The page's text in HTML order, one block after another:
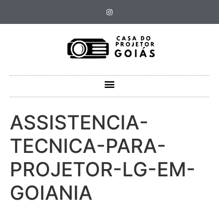
ASSISTENCIA-
TECNICA-PARA-
PROJETOR-LG-EM-
GOIANIA